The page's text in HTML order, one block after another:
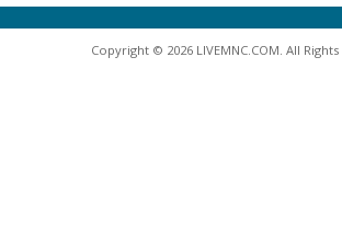
Copyright © 2026 LIVEMNC.COM. All